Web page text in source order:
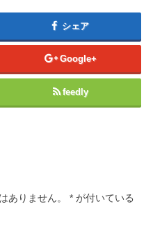
シェア
Google+
feedly
ありません。 * が付いている